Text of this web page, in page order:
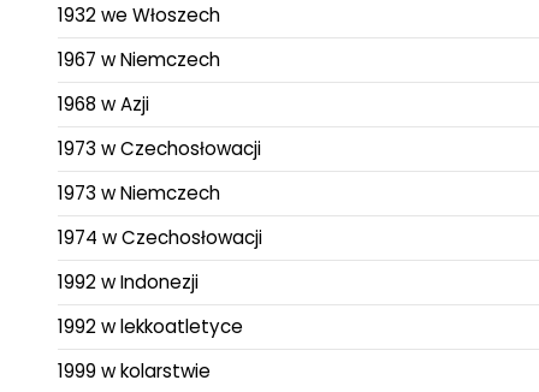
1932 we Włoszech
1967 w Niemczech
1968 w Azji
1973 w Czechosłowacji
1973 w Niemczech
1974 w Czechosłowacji
1992 w Indonezji
1992 w lekkoatletyce
1999 w kolarstwie